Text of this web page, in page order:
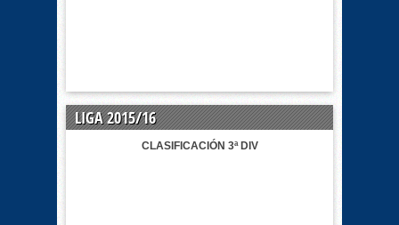
LIGA 2015/16
CLASIFICACIÓN 3ª DIV